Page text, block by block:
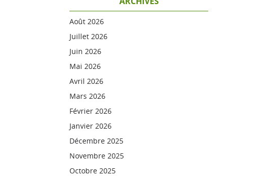
Août 2026
Juillet 2026
Juin 2026
Mai 2026
Avril 2026
Mars 2026
Février 2026
Janvier 2026
Décembre 2025
Novembre 2025
Octobre 2025